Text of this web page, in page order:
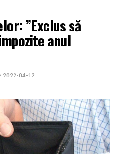
”Exclus să
anul
2022-04-12